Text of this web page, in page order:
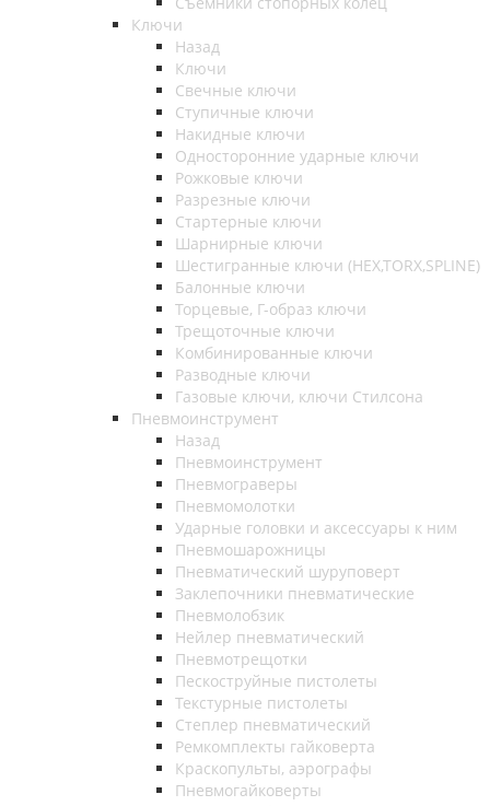
Ключи
Назад
Ключи
Свечные ключи
Ступичные ключи
Накидные ключи
Односторонние ударные ключи
Рожковые ключи
Разрезные ключи
Стартерные ключи
Шарнирные ключи
Шестигранные ключи (HEX,TORX,SPLINE)
Балонные ключи
Торцевые, Г-образ ключи
Трещоточные ключи
Комбинированные ключи
Разводные ключи
Газовые ключи, ключи Стилсона
Пневмоинструмент
Назад
Пневмоинструмент
Пневмограверы
Пневмомолотки
Ударные головки и аксессуары к ним
Пневмошарожницы
Пневматический шуруповерт
Заклепочники пневматические
Пневмолобзик
Нейлер пневматический
Пневмотрещотки
Пескоструйные пистолеты
Текстурные пистолеты
Степлер пневматический
Ремкомплекты гайковерта
Краскопульты, аэрографы
Пневмогайковерты